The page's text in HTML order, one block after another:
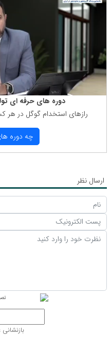
دوره های حرفه ای
رازهای استخدام گوگل در هر
چه دوره
ارسال نظر